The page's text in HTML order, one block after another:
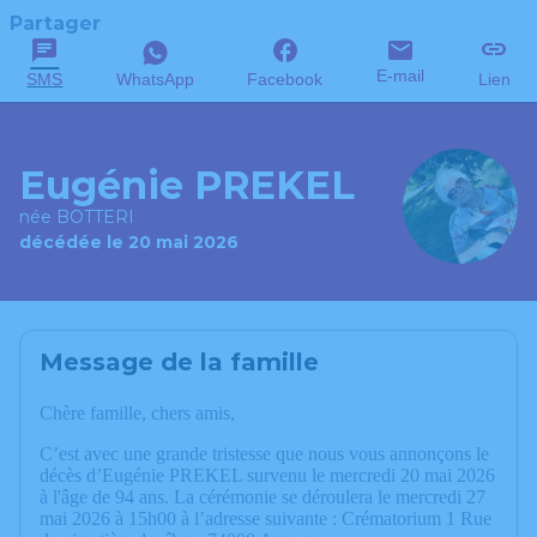
Partager
SMS WhatsApp Facebook E-mail Lien
Eugénie PREKEL
née BOTTERI
décédée le 20 mai 2026
Message de la famille
Chère famille, chers amis,
C’est avec une grande tristesse que nous vous annonçons le
décès d’Eugénie PREKEL survenu le mercredi 20 mai 2026
à l'âge de 94 ans. La cérémonie se déroulera le mercredi 27
mai 2026 à 15h00 à l’adresse suivante : Crématorium 1 Rue